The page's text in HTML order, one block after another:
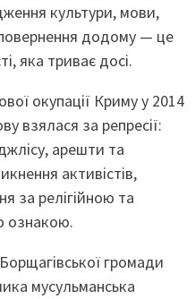
культури, мови,
додому — це
яка триває досі.
окупації Криму у 2014
взялася за репресії:
арешти та
активістів,
за релігійною та
ознакою.
громади
мусульманська